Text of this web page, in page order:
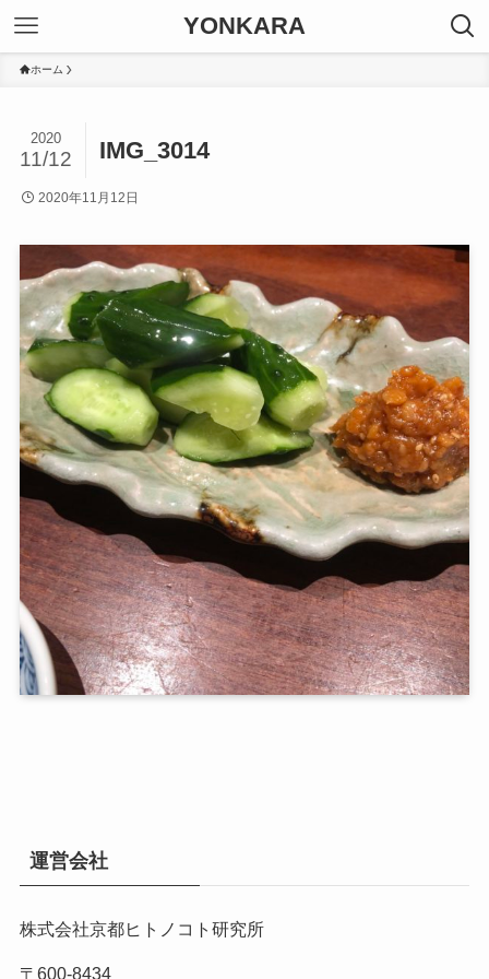
YONKARA
ホーム
IMG_3014
2020
11/12
2020年11月12日
運営会社
株式会社京都ヒトノコト研究所
〒600-8434